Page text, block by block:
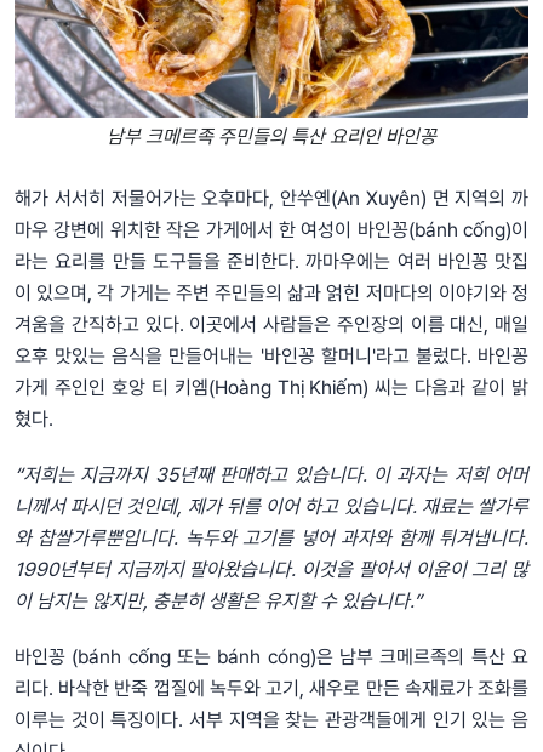
남부 크메르족 주민들의 특산 요리인 바인꽁
해가 서서히 저물어가는 오후마다, 안쑤옌(An Xuyên) 면 지역의 까
마우 강변에 위치한 작은 가게에서 한 여성이 바인꽁(bánh cống)이
라는 요리를 만들 도구들을 준비한다. 까마우에는 여러 바인꽁 맛집
이 있으며, 각 가게는 주변 주민들의 삶과 얽힌 저마다의 이야기와 정
겨움을 간직하고 있다. 이곳에서 사람들은 주인장의 이름 대신, 매일
오후 맛있는 음식을 만들어내는 '바인꽁 할머니'라고 불렀다. 바인꽁
가게 주인인 호앙 티 키엠(Hoàng Thị Khiếm) 씨는 다음과 같이 밝
혔다.
“저희는 지금까지 35년째 판매하고 있습니다. 이 과자는 저희 어머
니께서 파시던 것인데, 제가 뒤를 이어 하고 있습니다. 재료는 쌀가루
와 찹쌀가루뿐입니다. 녹두와 고기를 넣어 과자와 함께 튀겨냅니다.
1990년부터 지금까지 팔아왔습니다. 이것을 팔아서 이윤이 그리 많
이 남지는 않지만, 충분히 생활은 유지할 수 있습니다.”
바인꽁 (bánh cống 또는 bánh cóng)은 남부 크메르족의 특산 요
리다. 바삭한 반죽 껍질에 녹두와 고기, 새우로 만든 속재료가 조화를
이루는 것이 특징이다. 서부 지역을 찾는 관광객들에게 인기 있는 음